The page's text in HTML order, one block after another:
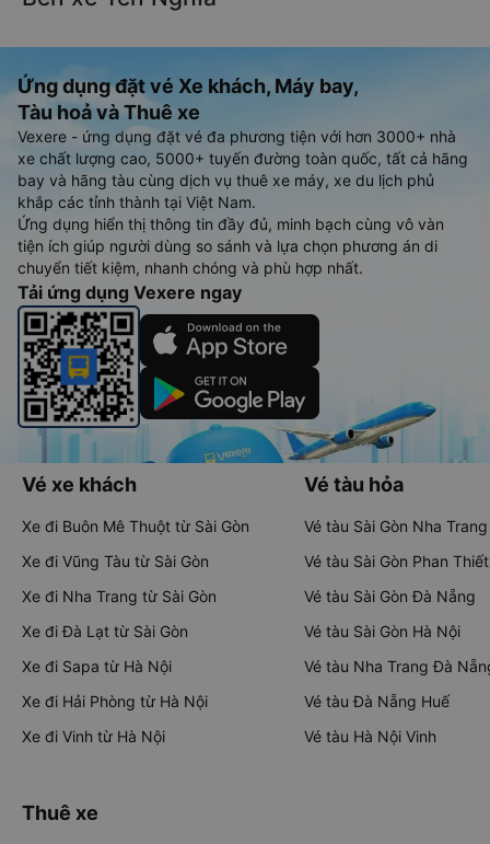
Ứng dụng đặt vé Xe khách, Máy bay,
Tàu hoả và Thuê xe
Vexere - ứng dụng đặt vé đa phương tiện với hơn 3000+ nhà
xe chất lượng cao, 5000+ tuyến đường toàn quốc, tất cả hãng
bay và hãng tàu cùng dịch vụ thuê xe máy, xe du lịch phủ
khắp các tỉnh thành tại Việt Nam.
Ứng dụng hiển thị thông tin đầy đủ, minh bạch cùng vô vàn
tiện ích giúp người dùng so sánh và lựa chọn phương án di
chuyển tiết kiệm, nhanh chóng và phù hợp nhất.
Tải ứng dụng Vexere ngay
Vé xe khách
Xe đi Buôn Mê Thuột từ Sài Gòn
Xe đi Vũng Tàu từ Sài Gòn
Xe đi Nha Trang từ Sài Gòn
Xe đi Đà Lạt từ Sài Gòn
Xe đi Sapa từ Hà Nội
Xe đi Hải Phòng từ Hà Nội
Xe đi Vinh từ Hà Nội
Vé tàu hỏa
Vé tàu Sài Gòn Nha Trang
Vé tàu Sài Gòn Phan Thiết
Vé tàu Sài Gòn Đà Nẵng
Vé tàu Sài Gòn Hà Nội
Vé tàu Nha Trang Đà
Vé tàu Đà Nẵng Huế
Vé tàu Hà Nội Vinh
Thuê xe